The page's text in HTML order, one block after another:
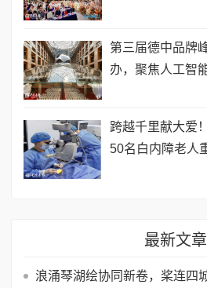
第三届德中品牌
办，聚焦人工智
跨越千里献大爱
50名白内障老人
最新文章
浪涌琴湖绘协同新卷，桨连四